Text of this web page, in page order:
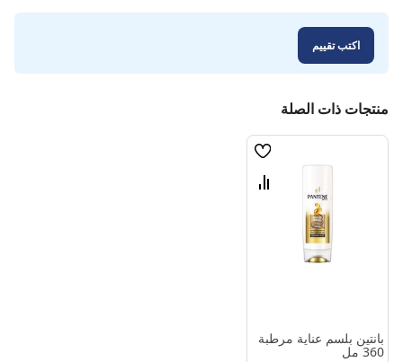
اكتب تقييم
منتجات ذات الصلة
قائمة
قارن
بانتين بلسم عناية مرطبة
360 مل